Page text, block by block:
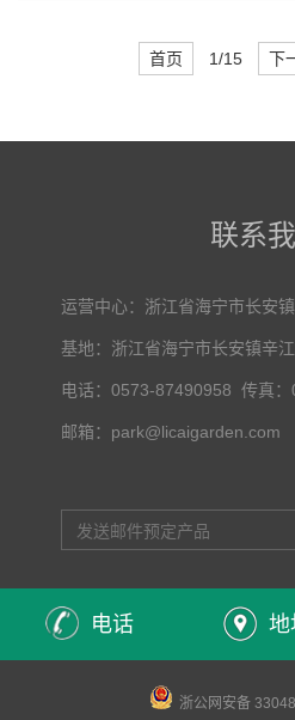
首页 1/15 下
联系我
运营中心：浙江省海宁市长安
基地：浙江省海宁市长安镇辛
电话：0573-87490958 传真
邮箱：park@licaigarden.com
浙公网安备
电话 地